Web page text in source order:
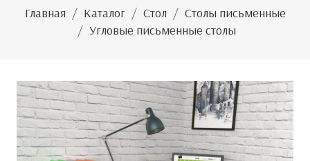
Главная Каталог Стол
Столы письменные
Угловые письменные столы